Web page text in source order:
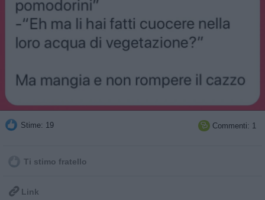
Stime: 19  Commenti: 1
Ti stimo fratello
 Link